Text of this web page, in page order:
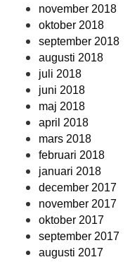
november 2018
oktober 2018
september 2018
augusti 2018
juli 2018
juni 2018
maj 2018
april 2018
mars 2018
februari 2018
januari 2018
december 2017
november 2017
oktober 2017
september 2017
augusti 2017